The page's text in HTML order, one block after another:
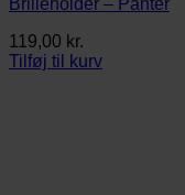
Brilleholder – Panter
119,00 kr.
Tilføj til kurv